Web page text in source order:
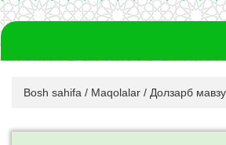
Bosh sahifa / Maqolalar / Долзарб мавзу